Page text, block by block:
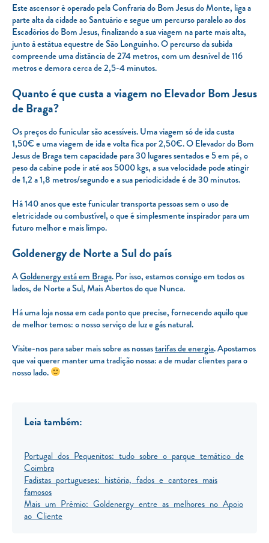
Este ascensor é operado pela Confraria do Bom Jesus do Monte, liga a
parte alta da cidade ao Santuário e segue um percurso paralelo ao dos
Escadórios do Bom Jesus, finalizando a sua viagem na parte mais alta,
junto à estátua equestre de São Longuinho. O percurso da subida
compreende uma distância de 274 metros, com um desnível de 116
metros e demora cerca de 2,5-4 minutos.
Quanto é que custa a viagem no Elevador Bom Jesus
de Braga?
Os preços do funicular são acessíveis. Uma viagem só de ida custa
1,50€ e uma viagem de ida e volta fica por 2,50€. O Elevador do Bom
Jesus de Braga tem capacidade para 30 lugares sentados e 5 em pé, o
peso da cabine pode ir até aos 5000 kgs, a sua velocidade pode atingir
de 1,2 a 1,8 metros/segundo e a sua periodicidade é de 30 minutos.
Há 140 anos que este funicular transporta pessoas sem o uso de
eletricidade ou combustível, o que é simplesmente inspirador para um
futuro melhor e mais limpo.
Goldenergy de Norte a Sul do país
AGoldenergy está em Braga. Por isso, estamos consigo em todos os
lados, de Norte a Sul, Mais Abertos do que Nunca.
Há uma loja nossa em cada ponto que precise, fornecendo aquilo que
de melhor temos: o nosso serviço de luz e gás natural.
Visite-nos para saber mais sobre as nossastarifas de energia. Apostamos
que vai querer manter uma tradição nossa: a de mudar clientes para o
nosso lado.
Leia também:
Portugal dos Pequenitos: tudo sobre o parque temático de
Coimbra
Fadistas portugueses: história, fados e cantores mais
famosos
Mais um Prémio: Goldenergy entre as melhores no Apoio
ao Cliente